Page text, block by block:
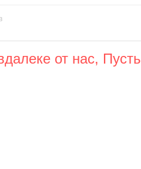
от нас, Пусть